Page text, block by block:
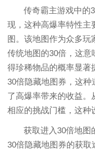
传奇霸主游戏中的
现，这种高爆率特性主
图。该地图作为众多玩
传统地图的30倍，这
得珍稀物品的概率显著
30倍隐藏地图券，这
了高爆率带来的收益。
相应的挑战门槛，这种
获取进入30倍地图
30倍隐藏地图券的获